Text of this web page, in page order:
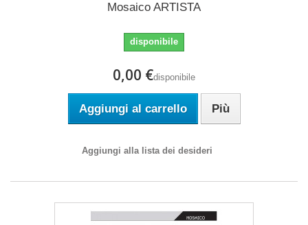
Mosaico ARTISTA
disponibile
0,00 €disponibile
Aggiungi al carrello Più
Aggiungi alla lista dei desideri